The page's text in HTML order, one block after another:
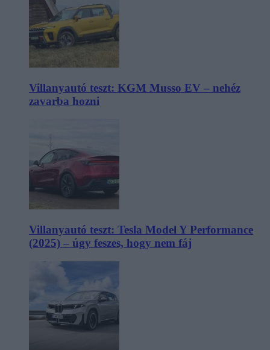
Villanyautó teszt: KGM Musso EV – nehéz
zavarba hozni
Villanyautó teszt: Tesla Model Y Performance
(2025) – úgy feszes, hogy nem fáj